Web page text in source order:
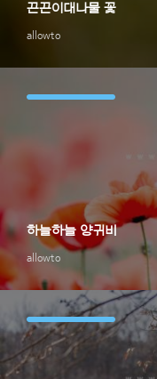
allowto
끈끈이대나물 꽃
allowto
하늘하늘 양귀비